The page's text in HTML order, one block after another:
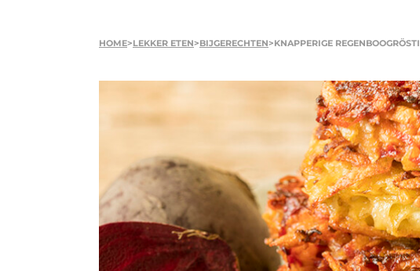
HOME>LEKKER ETEN>BIJGERECHTEN>KNAPPERIGE REGENBOOGRÖSTI